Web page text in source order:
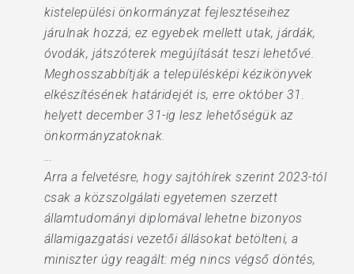
kistelepülési önkormányzat fejlesztéseihez
járulnak hozzá; ez egyebek mellett utak, járdák,
óvodák, játszóterek megújítását teszi lehetővé.
Meghosszabbítják a településképi kézikönyvek
elkészítésének határidejét is, erre október 31.
helyett december 31-ig lesz lehetőségük az
önkormányzatoknak.
…
Arra a felvetésre, hogy sajtóhírek szerint 2023-tól
csak a közszolgálati egyetemen szerzett
államtudományi diplomával lehetne bizonyos
államigazgatási vezetői állásokat betölteni, a
miniszter úgy reagált: még nincs végső döntés,